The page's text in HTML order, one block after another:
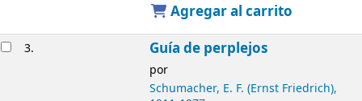
Agregar al carrito
3. Guía de perplejos
por
Schumacher, E. F. (Ernst Friedrich),